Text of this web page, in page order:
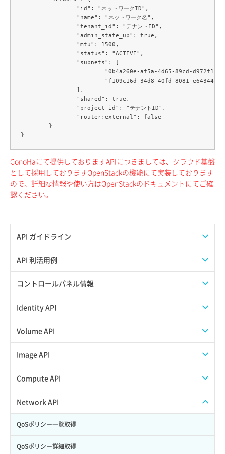
API ガイドライン
APIのご利用について
API 利活用例
APIでAPIサブユーザーを作成する
APIでVPSにISOイメージを挿入する
APIでVPSを作成する
コントロールパネル情報
APIユーザーを作成する
API情報を確認する
Identity API
Credential一覧取得
Credential作成
Credential削除
Volume API
スナップショット一覧取得
スナップショット作成
スナップショット削除
スナップショット復元
スナップショット詳細一覧取得
Image API
ISOイメージアップロード
ISOイメージ作成
イメージ一覧取得
イメージ保存使用量取得
Compute API
ISOイメージ挿入/排出
SSHキーペア一覧取得
SSHキーペア作成
Network API
QoSポリシー一覧取得
QoSポリシー詳細取得
ConoHaにて提供しておりますAPIにつきましては、クラウド基盤
として採用しておりますOpenStackの機能にて実装しております
ので、詳細な情報や使い方はOpenStackのドキュメントにてご確
認ください。